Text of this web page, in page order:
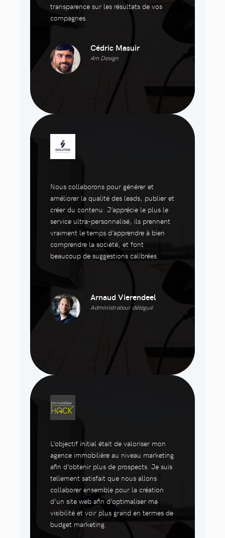
transparence sur les résultats de vos
compagnes.
Cédric Masuir
4m Design
Nous collaborons pour générer et
améliorer la qualité des leads, publier et
créer du contenu. J’apprécie le plus le
service ultra-personnalisé, ils prennent
vraiment le temps d’apprendre à bien
comprendre la société, et font
beaucoup de suggestions calibrées.
Arnaud Vierendeel
Administrateur délégué
L’objectif initial était de valoriser mon
agence immobilière au niveau marketing
afin d’obtenir plus de prospects. Je suis
tellement satisfait que nous allons
collaborer ensemble pour la création
d’un site web afin d’optimaliser ma
visibilité et voir plus grand en termes de
budget marketing.